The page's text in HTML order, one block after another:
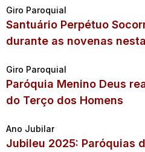
Giro Paroquial
Santuário Perpétuo
durante as novenas
Giro Paroquial
Paróquia Menino Deus
do Terço dos Homens
Ano Jubilar
Jubileu 2025: Paróquias